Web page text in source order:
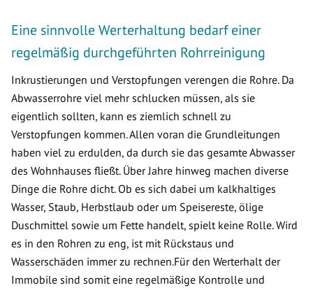
Eine sinnvolle Werterhaltung bedarf einer
regelmäßig durchgeführten Rohrreinigung
Inkrustierungen und Verstopfungen verengen die Rohre. Da
Abwasserrohre viel mehr schlucken müssen, als sie
eigentlich sollten, kann es ziemlich schnell zu
Verstopfungen kommen. Allen voran die Grundleitungen
haben viel zu erdulden, da durch sie das gesamte Abwasser
des Wohnhauses fließt. Über Jahre hinweg machen diverse
Dinge die Rohre dicht. Ob es sich dabei um kalkhaltiges
Wasser, Staub, Herbstlaub oder um Speisereste, ölige
Duschmittel sowie um Fette handelt, spielt keine Rolle. Wird
es in den Rohren zu eng, ist mit Rückstaus und
Wasserschäden immer zu rechnen.Für den Werterhalt der
Immobile sind somit eine regelmäßige Kontrolle und